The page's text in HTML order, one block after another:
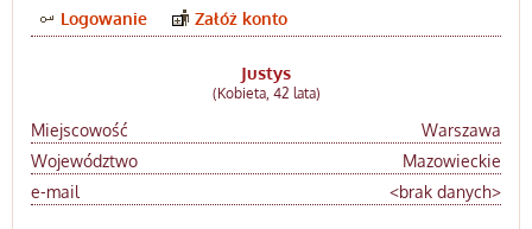
Logowanie
Załóż konto
Justys
(Kobieta, 42 lata)
Miejscowość
Warszawa
Województwo
Mazowieckie
e-mail
<brak danych>